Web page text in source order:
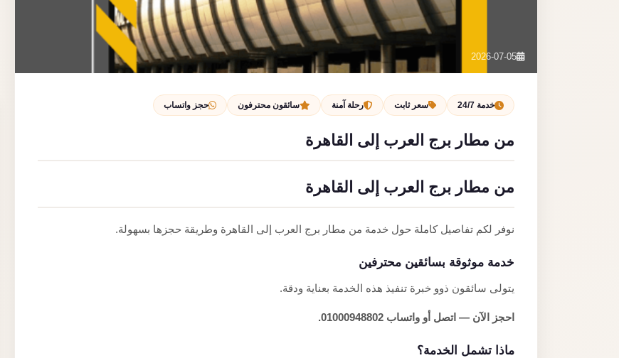
2026-07-05
خدمة 24/7 سعر ثابت رحلة آمنة سائقون محترفون حجز واتساب
من مطار برج العرب إلى القاهرة
من مطار برج العرب إلى القاهرة
نوفر لكم تفاصيل كاملة حول خدمة من مطار برج العرب إلى القاهرة وطريقة حجزها بسهولة.
خدمة موثوقة بسائقين محترفين
يتولى سائقون ذوو خبرة تنفيذ هذه الخدمة بعناية ودقة.
احجز الآن — اتصل أو واتساب 01000948802.
ماذا تشمل الخدمة؟